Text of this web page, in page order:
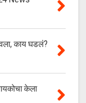
काय घडलं?
केला